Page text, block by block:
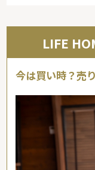
LIFE
今は買い時？売